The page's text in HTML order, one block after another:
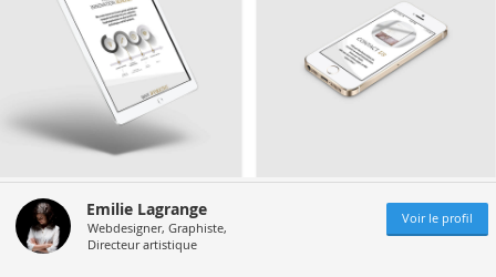
Emilie Lagrange
Webdesigner, Graphiste,
Directeur artistique
Voir le profil